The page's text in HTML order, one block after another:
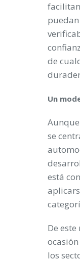
de
Un
se
está
De
los